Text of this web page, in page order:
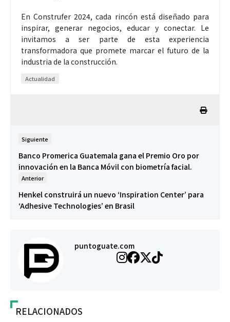
En Construfer 2024, cada rincón está diseñado para
inspirar, generar negocios, educar y conectar. Le
invitamos a ser parte de esta experiencia
transformadora que promete marcar el futuro de la
industria de la construcción.
Actualidad
Siguiente
Banco Promerica Guatemala gana el Premio Oro por
innovación en la Banca Móvil con biometría facial.
Anterior
Henkel construirá un nuevo ‘Inspiration Center’ para
‘Adhesive Technologies’ en Brasil
puntoguate.com
RELACIONADOS